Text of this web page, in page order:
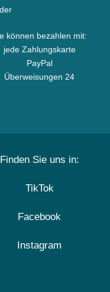
können bezahlen mit:
jede Zahlungskarte
PayPal
Überweisungen 24
Finden Sie uns in:
TikTok
Facebook
Instagram